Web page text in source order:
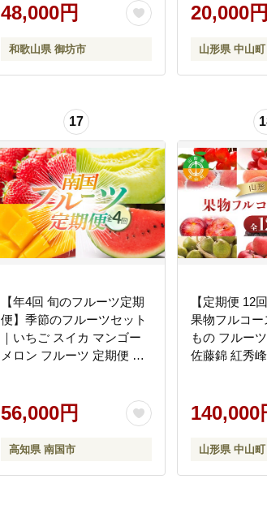
48,000円
和歌山県 御坊市
20,000円
山形県 中山町
17
【年4回 旬のフルーツ定期
便】季節のフルーツセット
｜いちご スイカ マンゴー
メロン フルーツ 定期便 ふ
冬フルーツ くだもの 贈答
ギフト 人気 おすすめ 高知
県 南国市
56,000円
高知県 南国市
【定期便 12
果物フルコ
もの フルー
佐藤錦 紅秀
ラウェア スチ
ラ・フラン
りんご 山形
140,000
山形県 中山町